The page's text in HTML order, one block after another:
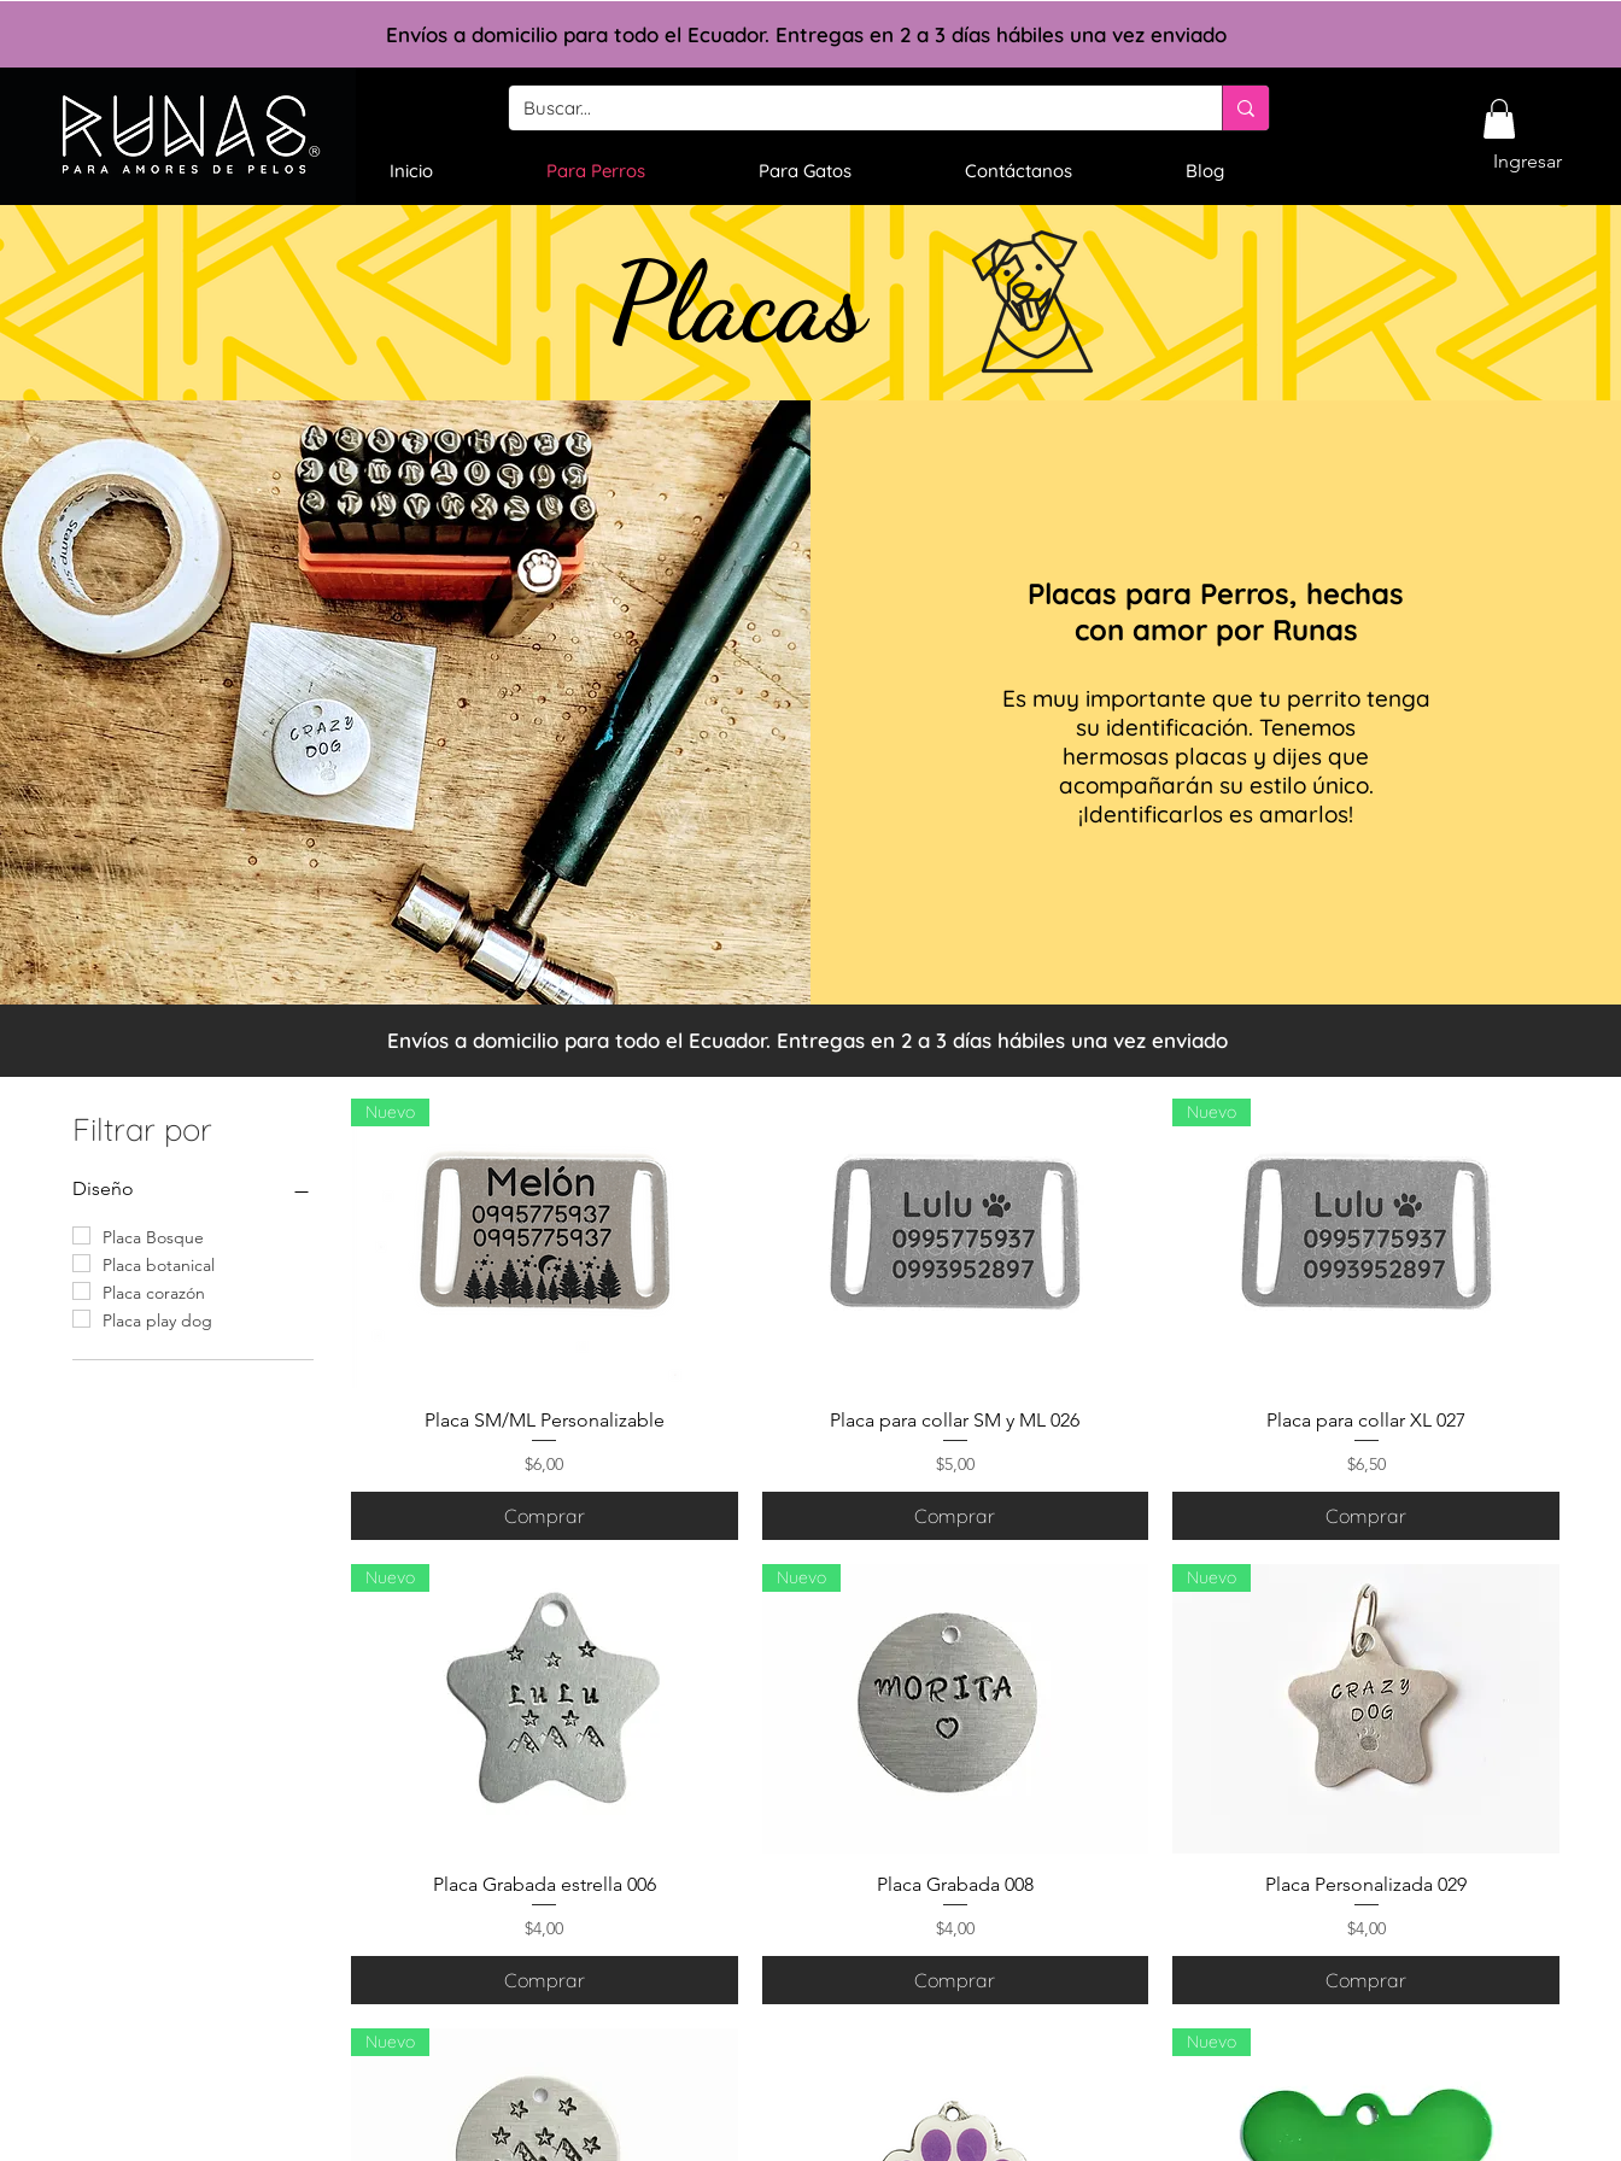
Inicio Para Perros Para Gatos Contáctanos Blog Ingresar
Envíos a domicilio para todo el Ecuador. Entregas en 2 a 3 días hábiles una vez enviado
Placas
Placas para Perros, hechas
con amor por Runas
Es muy importante que tu perrito tenga
su identificación. Tenemos
hermosas placas y dijes que
acompañarán su estilo único.
¡Identificarlos es amarlos!
Envíos a domicilio para todo el Ecuador. Entregas en 2 a 3 días hábiles una vez enviado
Filtrar por
Diseño
Placa Bosque
Placa botanical
Placa corazón
Placa play dog
Nuevo
Placa SM/ML Personalizable
Precio
$6,00
Comprar
Placa para collar SM y ML 026
Precio
$5,00
Comprar
Nuevo
Placa para collar XL 027
Precio
$6,50
Comprar
Nuevo
Placa Grabada estrella 006
Precio
$4,00
Comprar
Nuevo
Placa Grabada 008
Precio
$4,00
Comprar
Nuevo
Placa Personalizada 029
Precio
$4,00
Comprar
Nuevo Nuevo